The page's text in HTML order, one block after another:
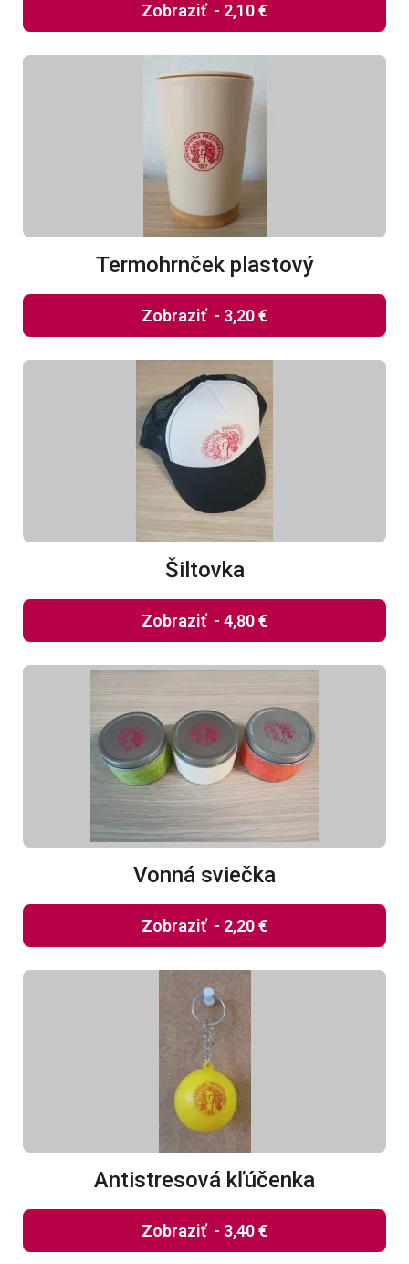
Zobraziť - 2,10 €
Termohrnček plastový
Zobraziť - 3,20 €
Šiltovka
Zobraziť - 4,80 €
Vonná sviečka
Zobraziť - 2,20 €
Antistresová kľúčenka
Zobraziť - 3,40 €